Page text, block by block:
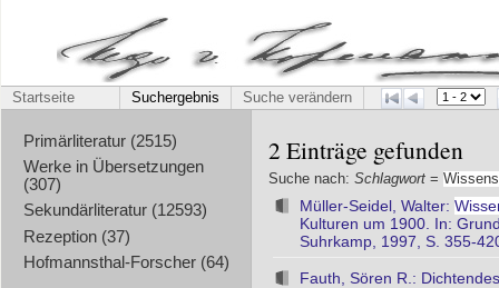
Startseite Suchergebnis Suche verändern
Primärliteratur (2515)
Werke in Übersetzungen
(307)
Sekundärliteratur (12593)
Rezeption (37)
Hofmannsthal-Forscher (64)
2 Einträge gefunden
Suche nach: Schlagwort =
Müller-Seidel, Walter:
Kulturen um 1900. In:
Suhrkamp, 1997, S. 355-
Fauth, Sören R.: